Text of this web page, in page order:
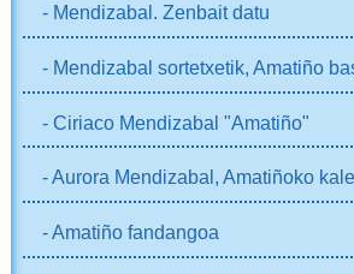
- Mendizabal. Zenbait datu
- Mendizabal sortetxetik, Amatiño
- Ciriaco Mendizabal "Amatiño"
- Aurora Mendizabal, Amatiñoko
- Amatiño fandangoa